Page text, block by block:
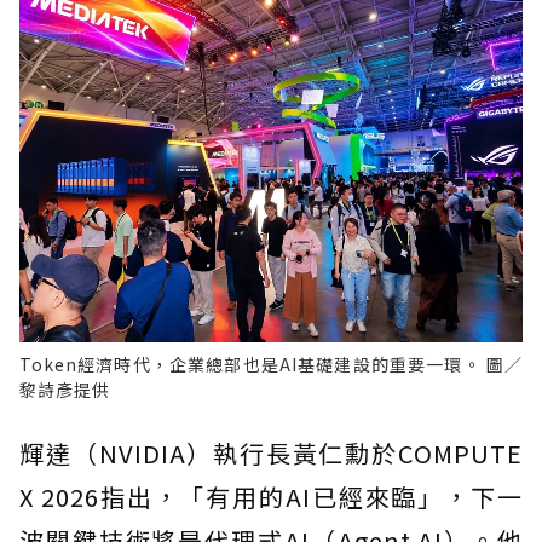
Token經濟時代，企業總部也是AI基礎建設的重要一環。 圖／
黎詩彥提供
輝達（NVIDIA）執行長黃仁勳於COMPUTE
X 2026指出，「有用的AI已經來臨」，下一